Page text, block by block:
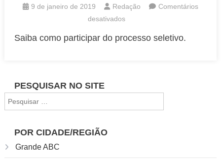
9 de janeiro de 2019 Redação
Comentários
desativadosem
Anglo
estudos
Saiba como participar do processo seletivo.
PESQUISAR NO SITE
por:
POR CIDADE/REGIÃO
Grande ABC